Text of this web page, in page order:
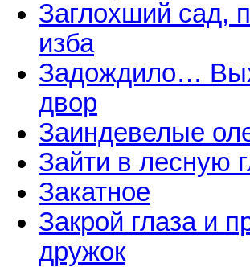
Заглохший сад,
изба
Задождило…
двор
Заиндевелые
Зайти в лесную
Закатное
Закрой глаза и
дружок